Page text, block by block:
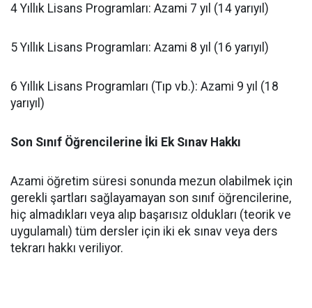
​4 Yıllık Lisans Programları: Azami 7 yıl (14 yarıyıl)
​5 Yıllık Lisans Programları: Azami 8 yıl (16 yarıyıl)
​6 Yıllık Lisans Programları (Tıp vb.): Azami 9 yıl (18
yarıyıl)
Son Sınıf Öğrencilerine İki Ek Sınav Hakkı
​Azami öğretim süresi sonunda mezun olabilmek için
gerekli şartları sağlayamayan son sınıf öğrencilerine,
hiç almadıkları veya alıp başarısız oldukları (teorik ve
uygulamalı) tüm dersler için iki ek sınav veya ders
tekrarı hakkı veriliyor.